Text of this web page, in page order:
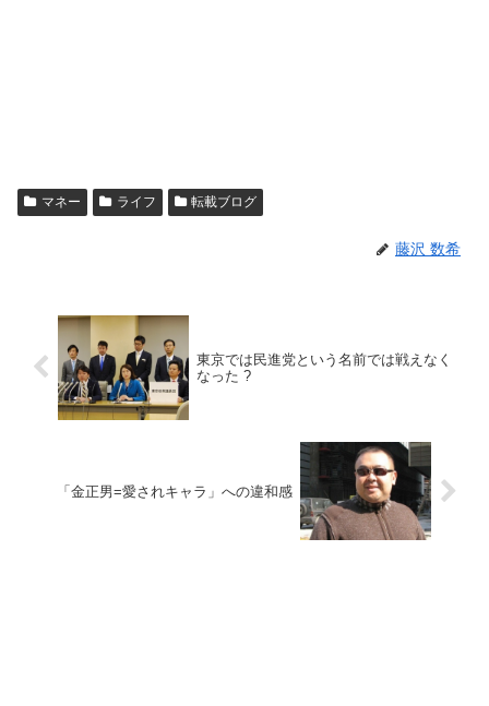
マネー ライフ 転載ブログ
藤沢 数希
東京では民進党という名前では戦えなく
なった ?
「金正男=愛されキャラ」への違和感